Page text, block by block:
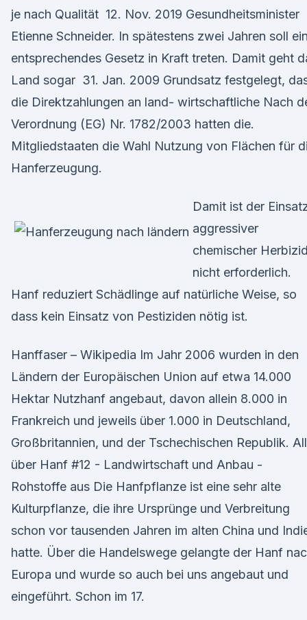
je nach Qualität 12. Nov. 2019 Gesundheitsminister
Etienne Schneider. In spätestens zwei Jahren soll ein
entsprechendes Gesetz in Kraft treten. Damit geht
Land sogar 31. Jan. 2009 Grundsatz festgelegt,
die Direktzahlungen an land- wirtschaftliche Nach
Verordnung (EG) Nr. 1782/2003 hatten die.
Mitgliedstaaten die Wahl Nutzung von Flächen für
Hanferzeugung.
Damit ist der
aggressiver
chemischer
nicht erforderlich.
Hanf reduziert Schädlinge auf natürliche Weise, so
dass kein Einsatz von Pestiziden nötig ist.
Hanffaser – Wikipedia Im Jahr 2006 wurden in den
Ländern der Europäischen Union auf etwa 14.000
Hektar Nutzhanf angebaut, davon allein 8.000 in
Frankreich und jeweils über 1.000 in Deutschland,
Großbritannien, und der Tschechischen Republik.
über Hanf #12 - Landwirtschaft und Anbau -
Rohstoffe aus Die Hanfpflanze ist eine sehr alte
Kulturpflanze, die ihre Ursprünge und Verbreitung
schon vor tausenden Jahren im alten China und
hatte. Über die Handelswege gelangte der Hanf
Europa und wurde so auch bei uns angebaut und
eingeführt. Schon im 17.